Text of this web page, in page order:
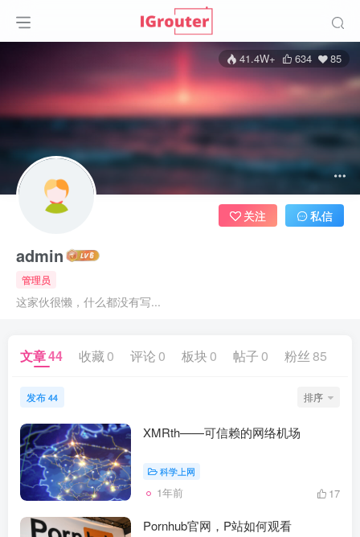
41.4W+ 634 85
admin
管理员
这家伙很懒，什么都没有写...
关注 私信
文章44 收藏 0 评论 0 板块 0 帖子 0 粉丝85
发布 44 排序
XMRth——可信赖的网络机场
科学上网
1年前 17
Pornhub官网，P站如何观看